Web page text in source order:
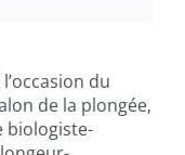
l’occasion du
de la plongée,
biologiste-